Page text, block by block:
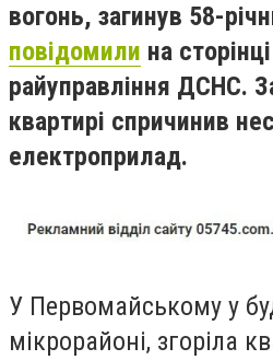
вогонь, загинув 58-
повідомили на
райуправління ДСНС.
квартирі спричинив
електроприлад.
У Первомайському у
мікрорайоні, згоріла